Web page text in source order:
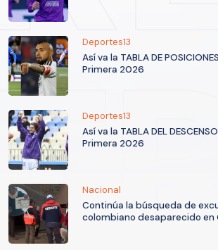
Deportes13
Así va la TABLA DE
Primera 2026
Deportes13
Así va la TABLA DEL
Primera 2026
Nacional
Continúa la búsqueda de
colombiano desaparecido en